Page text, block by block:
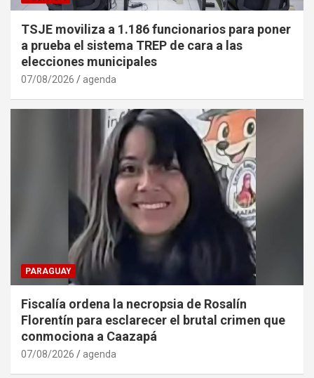
TSJE moviliza a 1.186 funcionarios para poner
a prueba el sistema TREP de cara a las
elecciones municipales
07/08/2026 agenda
PARAGUAY
Fiscalía ordena la necropsia de Rosalín
Florentín para esclarecer el brutal crimen que
conmociona a Caazapá
07/08/2026 agenda